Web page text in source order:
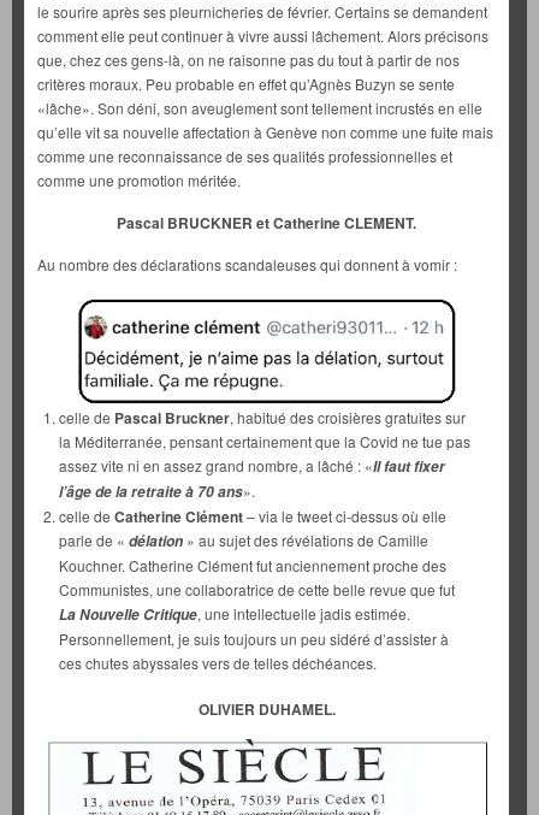
le sourire après ses pleurnicheries de février. Certains se demandent
comment elle peut continuer à vivre aussi lâchement. Alors précisons
que, chez ces gens-là, on ne raisonne pas du tout à partir de nos
critères moraux. Peu probable en effet qu’Agnès Buzyn se sente
«lâche». Son déni, son aveuglement sont tellement incrustés en elle
qu’elle vit sa nouvelle affectation à Genève non comme une fuite mais
comme une reconnaissance de ses qualités professionnelles et
comme une promotion méritée.
Pascal BRUCKNER et Catherine CLEMENT.
Au nombre des déclarations scandaleuses qui donnent à vomir :
celle de Pascal Bruckner, habitué des croisières gratuites sur
la Méditerranée, pensant certainement que la Covid ne tue pas
assez vite ni en assez grand nombre, a lâché : «Il faut fixer
l’âge de la retraite à 70 ans».
celle de Catherine Clément– via le tweet ci-dessus où elle
parle de « délation » au sujet des révélations de Camille
Kouchner. Catherine Clément fut anciennement proche des
Communistes, une collaboratrice de cette belle revue que fut
La Nouvelle Critique, une intellectuelle jadis estimée.
Personnellement, je suis toujours un peu sidéré d’assister à
ces chutes abyssales vers de telles déchéances.
OLIVIER DUHAMEL.